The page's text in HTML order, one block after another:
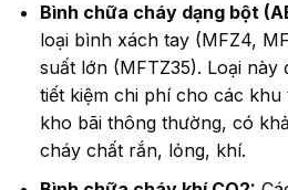
Bình chữa cháy dạng bột
loại bình xách tay (MFZ4,
suất lớn (MFTZ35). Loại này
tiết kiệm chi phí cho các
kho bãi thông thường, có
cháy chất rắn, lỏng, khí.